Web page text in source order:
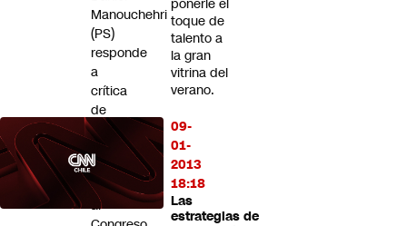
ponerle el
toque de
talento a
la gran
vitrina del
verano.
09-
01-
2013
18:18
Las
estrategias de
Manouchehri
(PS)
responde
a
crítica
de
Magdalena
Piñera:
“No
llegamos
al